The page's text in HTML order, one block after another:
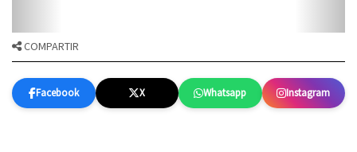
COMPARTIR
Facebook X Whatsapp Instagram